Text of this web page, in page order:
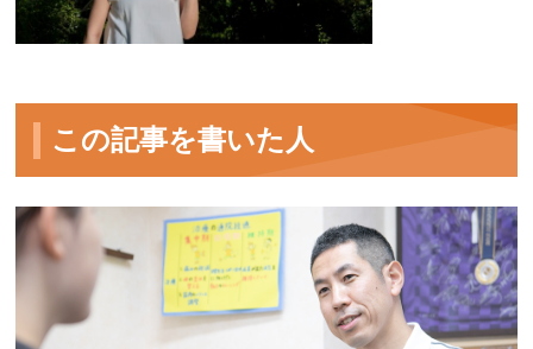
この記事を書いた人